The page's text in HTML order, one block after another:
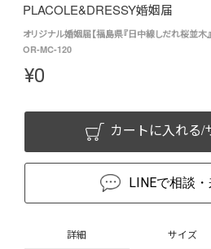
PLACOLE&DRESSY婚姻届
オリジナル婚姻届【福島県『日中線しだれ桜並木
OR-MC-120
¥0
カートに入れる/
LINEで相談
詳細 サイズ